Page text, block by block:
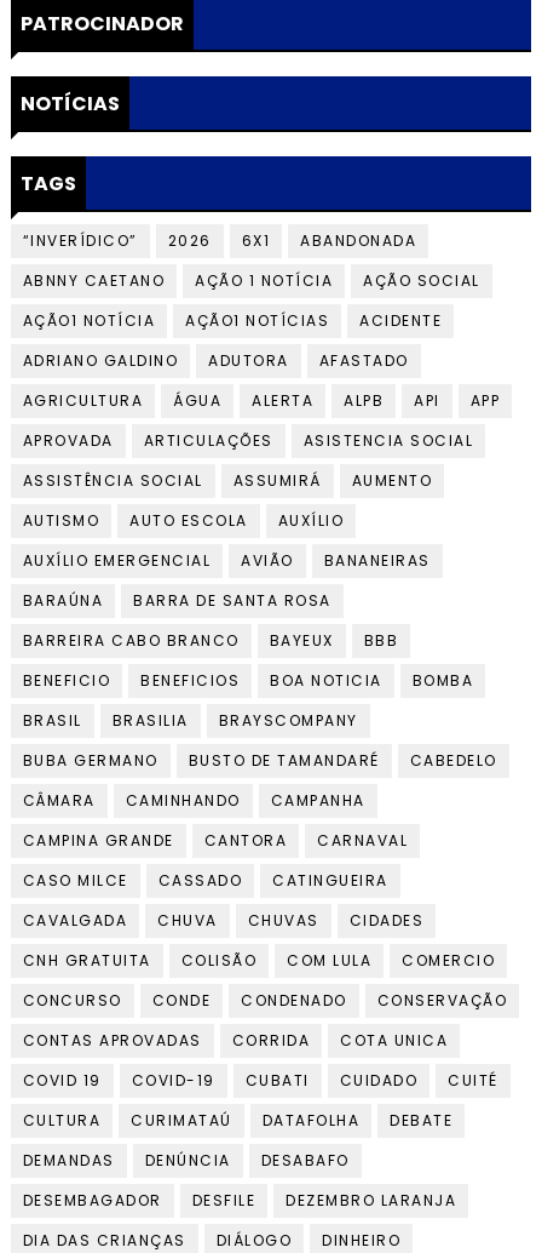
PATROCINADOR
NOTÍCIAS
TAGS
“INVERÍDICO” 2026 6X1
ABANDONADA
ABNNY CAETANO
AÇÃO 1 NOTÍCIA
AÇÃO SOCIAL
AÇÃO1 NOTÍCIA
AÇÃO1 NOTÍCIAS
ACIDENTE
ADRIANO GALDINO
ADUTORA
AFASTADO
AGRICULTURA
ÁGUA ALERTA ALPB API
APP
APROVADA
ARTICULAÇÕES
ASISTENCIA SOCIAL
ASSISTÊNCIA SOCIAL
ASSUMIRÁ
AUMENTO
AUTISMO
AUTO ESCOLA
AUXÍLIO
AUXÍLIO EMERGENCIAL
AVIÃO
BANANEIRAS
BARAÚNA
BARRA DE SANTA ROSA
BARREIRA CABO BRANCO
BAYEUX
BBB
BENEFICIO
BENEFICIOS BOA NOTICIA
BOMBA
BRASIL
BRASILIA
BRAYSCOMPANY
BUBA GERMANO
BUSTO DE TAMANDARÉ
CABEDELO
CÂMARA
CAMINHANDO
CAMPANHA
CAMPINA GRANDE
CANTORA
CARNAVAL
CASO MILCE
CASSADO
CATINGUEIRA
CAVALGADA
CHUVA CHUVAS
CIDADES
CNH GRATUITA
COLISÃO COM LULA
COMERCIO
CONCURSO
CONDE CONDENADO
CONSERVAÇÃO
CONTAS APROVADAS
CORRIDA
COTA UNICA
COVID 19
COVID-19 CUBATI CUIDADO
CUITÉ
CULTURA
CURIMATAÚ DATAFOLHA
DEBATE
DEMANDAS
DENÚNCIA
DESABAFO
DESEMBAGADOR
DESFILE
DEZEMBRO LARANJA
DIA DAS CRIANÇAS
DIÁLOGO
DINHEIRO